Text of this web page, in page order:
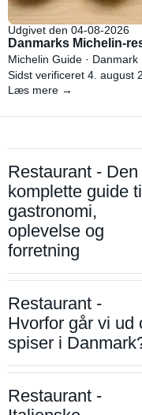
Udgivet den 04-08-2026
Danmarks Michelin-
Michelin Guide ·
Sidst verificeret 4. august
Læs mere →
Restaurant - Den
komplette guide
gastronomi,
oplevelse og
forretning
Restaurant -
Hvorfor går vi ud
spiser i
Restaurant -